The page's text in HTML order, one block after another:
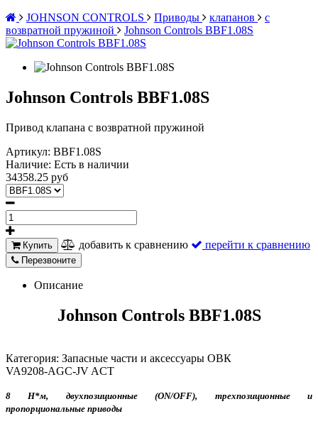
JOHNSON CONTROLS
Приводы клапанов
с
возвратной пружиной
Johnson Controls BBF1.08S
Johnson Controls BBF1.08S
Привод клапана с возвратной пружиной
Артикул: BBF1.08S
Наличие: Есть в наличии
34358.25 руб
Купить добавить к сравнению перейти к сравнению
Перезвоните
Описание
Johnson Controls BBF1.08S
Категория: Запасные части и аксессуары ОВК
VA9208-AGC-JV ACT
8 Н*м, двухпозиционные (ON/OFF), трехпозиционные и
пропорциональные приводы